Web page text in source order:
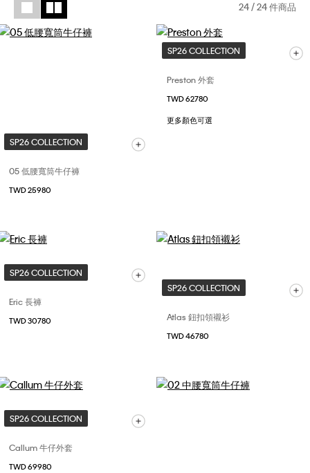
24 / 24 件商品
SP26 COLLECTION
05 低腰寬筒牛仔褲
TWD 25980
SP26 COLLECTION
Preston 外套
TWD 62780
更多顏色可選
SP26 COLLECTION
Eric 長褲
TWD 30780
SP26 COLLECTION
Atlas 鈕扣領襯衫
TWD 46780
SP26 COLLECTION
Callum 牛仔外套
TWD 69980